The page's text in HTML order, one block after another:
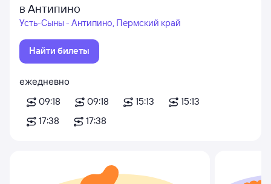
в Антипино
Усть-Сыны - Антипино, Пермский край
Найти билеты
ежедневно
09:18
09:18 15:13
15:13
17:38
17:38